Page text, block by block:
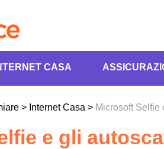
CASA
> Internet Casa > Microsoft Selfie
e gli